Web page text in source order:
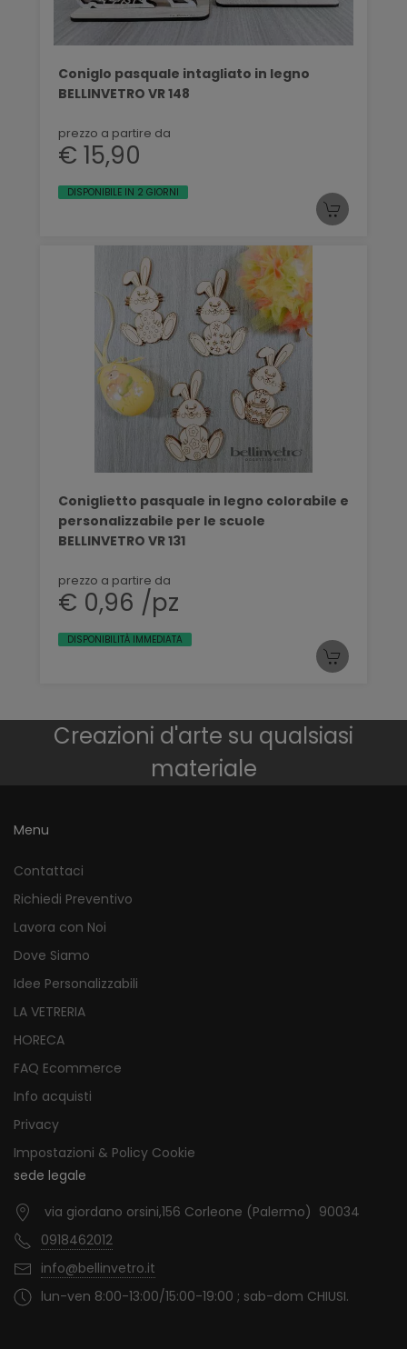
Coniglo pasquale intagliato in legno
BELLINVETRO VR 148
prezzo a partire da
€ 15,90
DISPONIBILE IN 2 GIORNI
Coniglietto pasquale in legno colorabile e
personalizzabile per le scuole
BELLINVETRO VR 131
prezzo a partire da
€ 0,96 /pz
DISPONIBILITÀ IMMEDIATA
Creazioni d'arte su qualsiasi
materiale
Menu
Contattaci
Richiedi Preventivo
Lavora con Noi
Dove Siamo
Idee Personalizzabili
LA VETRERIA
HORECA
FAQ Ecommerce
Info acquisti
Privacy
Impostazioni & Policy Cookie
sede legale
via giordano orsini,156 Corleone (Palermo) 90034
0918462012
info@bellinvetro.it
lun-ven 8:00-13:00/15:00-19:00 ; sab-dom CHIUSI.